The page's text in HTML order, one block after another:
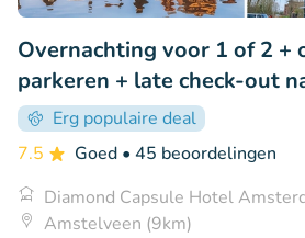
Overnachting voor 1 of 2 +
parkeren + late check-out
Erg populaire deal
7.5
Goed • 45 beoordelingen
Diamond Capsule Hotel
Amstelveen (9km)